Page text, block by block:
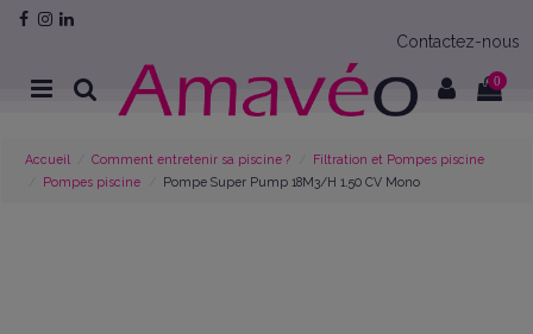
Contactez-nous
0
Accueil Comment entretenir sa piscine ?
Filtration et Pompes piscine
Pompes piscine
Pompe Super Pump 18M3/H 1.50 CV Mono